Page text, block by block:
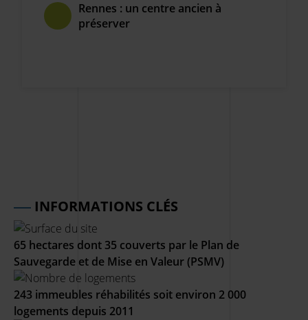
Rennes : un centre ancien à
préserver
INFORMATIONS CLÉS
65 hectares dont 35 couverts par le Plan de
Sauvegarde et de Mise en Valeur (PSMV)
243 immeubles réhabilités soit environ 2 000
logements depuis 2011